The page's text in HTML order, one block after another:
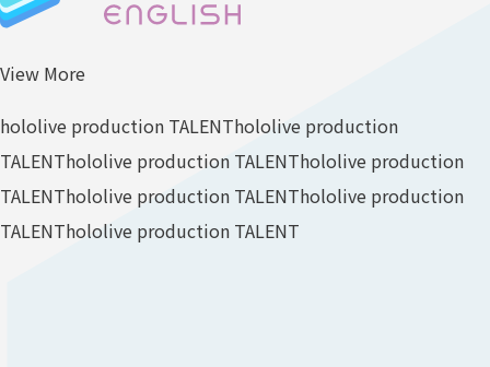
View More
hololive production TALENThololive production
TALENThololive production TALENThololive production
TALENThololive production TALENThololive production
TALENThololive production TALENT